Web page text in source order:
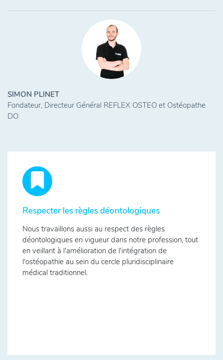
SIMON PLINET
Fondateur, Directeur Général REFLEX OSTEO et Ostéopathe
DO
Respecter les règles déontologiques
Nous travaillons aussi au respect des règles
déontologiques en vigueur dans notre profession, tout
en veillant à l'amélioration de l'intégration de
l'ostéopathie au sein du cercle pluridisciplinaire
médical traditionnel.